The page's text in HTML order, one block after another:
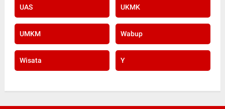
UAS UKMK
UMKM Wabup
Wisata Y